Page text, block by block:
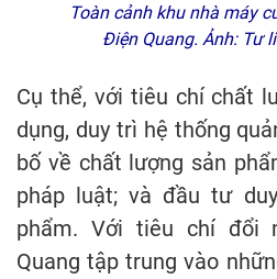
Toàn cảnh khu nhà máy
Điện Quang. Ảnh: Tư
Cụ thể, với tiêu chí chất
dụng, duy trì hệ thống
bố về chất lượng sản
pháp luật; và đầu tư
phẩm. Với tiêu chí đổi
Quang tập trung vào